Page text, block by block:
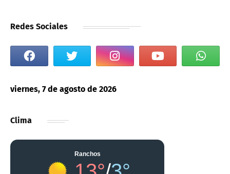
Redes Sociales
viernes, 7 de agosto de 2026
Clima